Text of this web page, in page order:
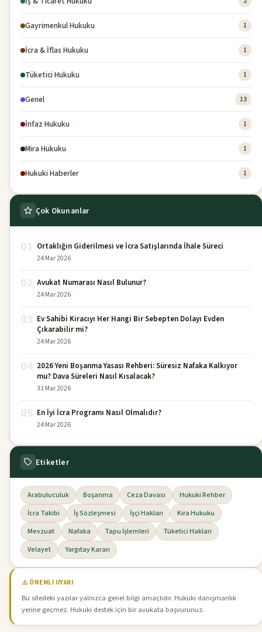
Gayrimenkul Hukuku 1
İcra & İflas Hukuku 1
Tüketici Hukuku 1
Genel 13
İnfaz Hukuku 1
Mira Hukuku 1
Hukuki Haberler 1
Çok Okunanlar
01 Ortaklığın Giderilmesi ve İcra Satışlarında İhale Süreci
24 Mar 2026
02 Avukat Numarası Nasıl Bulunur?
24 Mar 2026
03 Ev Sahibi Kiracıyı Her Hangi Bir Sebepten Dolayı Evden
Çıkarabilir mi?
24 Mar 2026
04 2026 Yeni Boşanma Yasası Rehberi: Süresiz Nafaka Kalkıyor
mu? Dava Süreleri Nasıl Kısalacak?
31 Mar 2026
05 En İyi İcra Programı Nasıl Olmalıdır?
24 Mar 2026
Etiketler
Arabuluculuk Boşanma Ceza Davası
Hukuki Rehber
İcra Takibi
İş Sözleşmesi İşçi Hakları
Kira Hukuku
Mevzuat
Nafaka Tapu İşlemleri
Tüketici Hakları
Velayet
Yargıtay Kararı
⚠️ ÖNEMLI UYARI
Bu sitedeki yazılar yalnızca genel bilgi amaçlıdır. Hukuki danışmanlık
yerine geçmez. Hukuki destek için bir avukata başvurunuz.